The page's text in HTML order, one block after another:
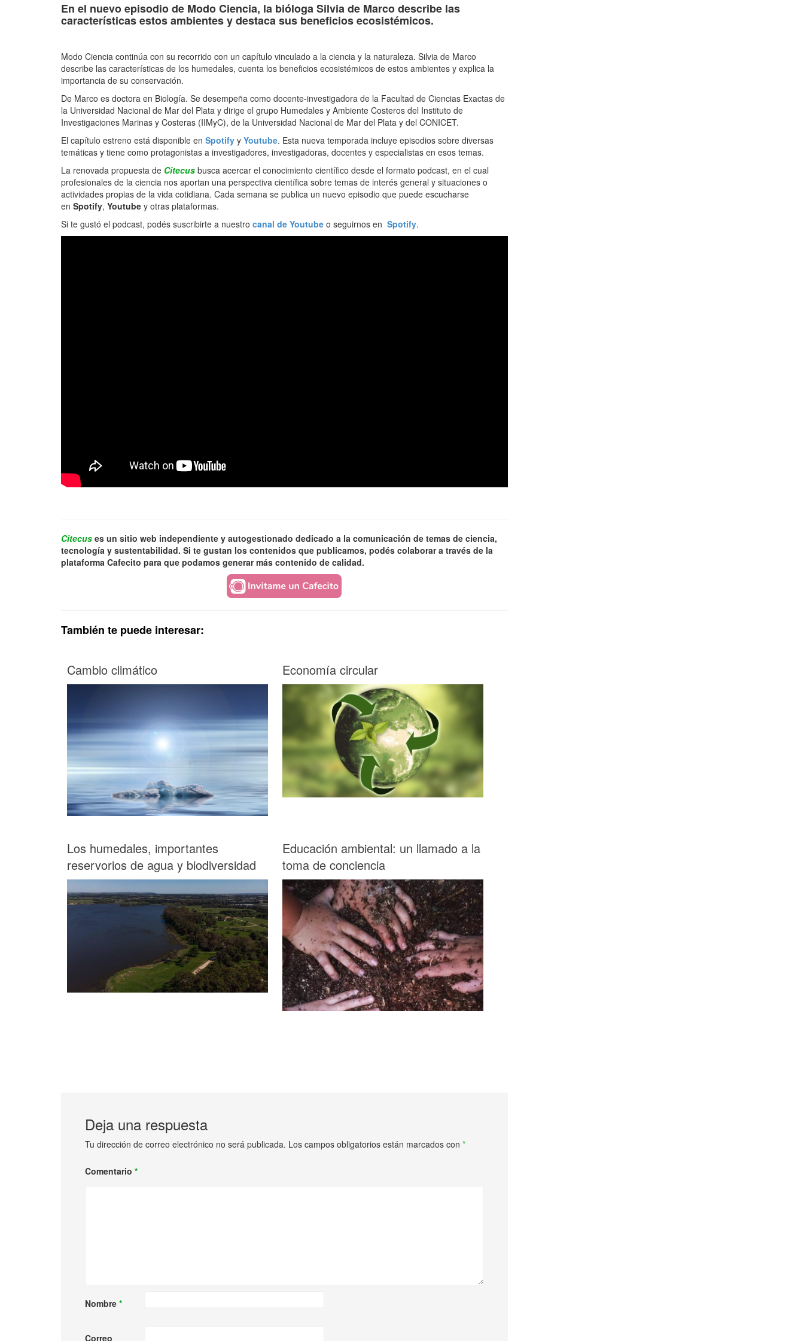
En el nuevo episodio de Modo Ciencia, la bióloga Silvia de Marco describe las
característicasestos ambientesy destaca sus beneficios ecosistémicos.
Modo Ciencia continúa con su recorrido con un capítulo vinculado a la ciencia y la naturaleza. Silvia de Marco
describe las características de los humedales, cuenta los beneficios ecosistémicos de estos ambientes y explica la
importancia de su conservación.
De Marco es doctora en Biología. Se desempeña como docente-investigadora de la Facultad de Ciencias Exactas de
la Universidad Nacional de Mar del Plata y dirige el grupo Humedales y Ambiente Costeros del Instituto de
Investigaciones Marinas y Costeras (IIMyC), de la Universidad Nacional de Mar del Plata y del CONICET.
El capítulo estreno está disponible en Spotify y Youtube. Esta nueva temporada incluye episodios sobre diversas
temáticas y tiene como protagonistas a investigadores, investigadoras, docentes y especialistas en esos temas.
La renovada propuesta de Citecus busca acercar el conocimiento científico desde el formato podcast, en el cual
profesionales de la ciencia nos aportan una perspectiva científica sobre temas de interés general y situaciones o
actividades propias de la vida cotidiana. Cada semana se publica un nuevo episodio que puede escucharse
en Spotify, Youtube y otras plataformas.
Si te gustó el podcast, podés suscribirte a nuestro canal de Youtube o seguirnos en Spotify.
Citecus es un sitio web independiente y autogestionado dedicado a la comunicación de temas de ciencia,
tecnología y sustentabilidad. Si te gustan los contenidos que publicamos, podés colaborar a través de la
plataforma Cafecito para que podamos generar más contenido de calidad.
También te puede interesar:
Cambio climático Economía circular
Los humedales, importantes
reservorios de agua y biodiversidad
Educación ambiental: un llamado a la
toma de conciencia
Deja una respuesta
Tu dirección de correo electrónico no será publicada. Los campos obligatorios están marcados con *
Comentario *
Nombre *
Correo